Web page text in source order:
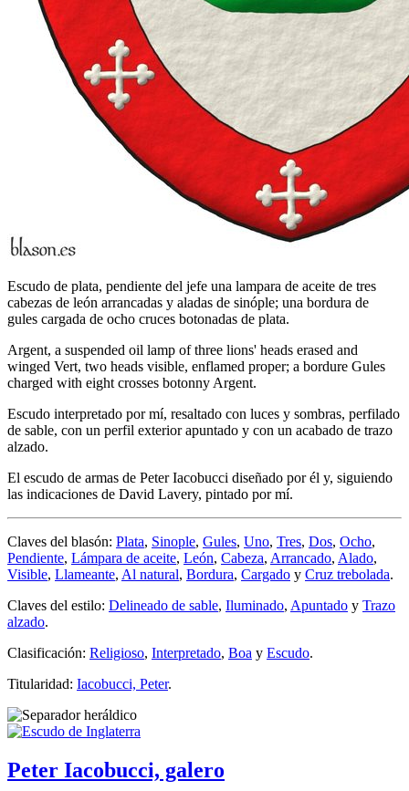
Escudo de plata, pendiente del jefe una lampara de aceite de tres
cabezas de león arrancadas y aladas de sinóple; una bordura de
gules cargada de ocho cruces botonadas de plata.
Argent, a suspended oil lamp of three lions' heads erased and
winged Vert, two heads visible, enflamed proper; a bordure Gules
charged with eight crosses botonny Argent.
Escudo interpretado por mí, resaltado con luces y sombras, perfilado
de sable, con un perfil exterior apuntado y con un acabado de trazo
alzado.
El escudo de armas de Peter Iacobucci diseñado por él y, siguiendo
las indicaciones de David Lavery, pintado por mí.
Claves del blasón: Plata, Sinople, Gules, Uno, Tres, Dos, Ocho,
Pendiente, Lámpara de aceite, León, Cabeza, Arrancado, Alado,
Visible, Llameante, Al natural, Bordura, Cargado y Cruz trebolada.
Claves del estilo: Delineado de sable, Iluminado, Apuntado y Trazo
alzado.
Clasificación: Religioso, Interpretado, Boa y Escudo.
Titularidad: Iacobucci, Peter.
Peter Iacobucci, galero